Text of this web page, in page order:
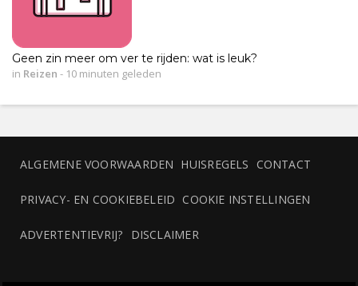
Geen zin meer om ver te rijden: wat is leuk?
in Reizen - 10 minuten geleden
ALGEMENE VOORWAARDEN HUISREGELS CONTACT
PRIVACY- EN COOKIEBELEID COOKIE INSTELLINGEN
ADVERTENTIEVRIJ? DISCLAIMER